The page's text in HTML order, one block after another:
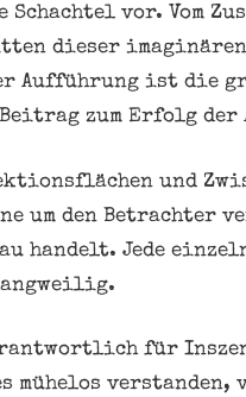
vor. Vom
dieser
Aufführung ist die
zum Erfolg
und
um den Betrachter
handelt. Jede
für
mühelos